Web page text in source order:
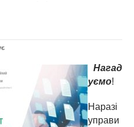
Нагад
уємо!
Наразі
управи